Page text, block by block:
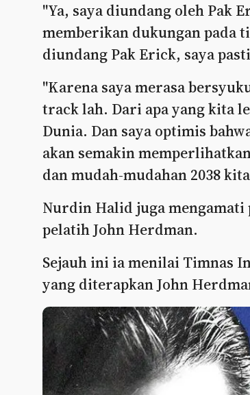
"Ya, saya diundang oleh Pak
memberikan dukungan pada
diundang Pak Erick, saya
"Karena saya merasa
track lah. Dari apa yang kita
Dunia. Dan saya optimis
akan semakin
dan mudah-mudahan 2038
Nurdin Halid juga mengamati
pelatih John Herdman.
Sejauh ini ia menilai Timnas
yang diterapkan John